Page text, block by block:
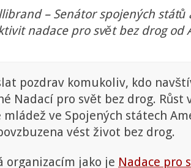
– Senátor spojených států
nadace pro svět bez drog od
pozdrav komukoliv, kdo
Nadací pro svět bez drog. Růst
ve Spojených státech
vést život bez drog.
organizacím jako je Nadace pro